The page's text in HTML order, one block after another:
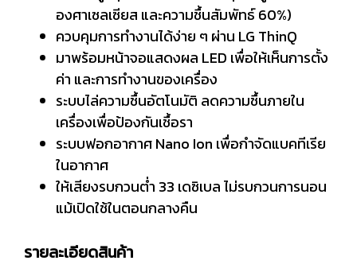
องศาเซลเซียส และความชื้นสัมพัทธ์ 60%)
ควบคุมการทำงานได้ง่าย ๆ ผ่าน LG ThinQ
มาพร้อมหน้าจอแสดงผล LED เพื่อให้เห็นการตั้ง
ค่า และการทำงานของเครื่อง
ระบบไล่ความชื้นอัตโนมัติ ลดความชื้นภายใน
เครื่องเพื่อป้องกันเชื้อรา
ระบบฟอกอากาศ Nano Ion เพื่อกำจัดแบคทีเรีย
ในอากาศ
ให้เสียงรบกวนต่ำ 33 เดซิเบล ไม่รบกวนการนอน
แม้เปิดใช้ในตอนกลางคืน
รายละเอียดสินค้า